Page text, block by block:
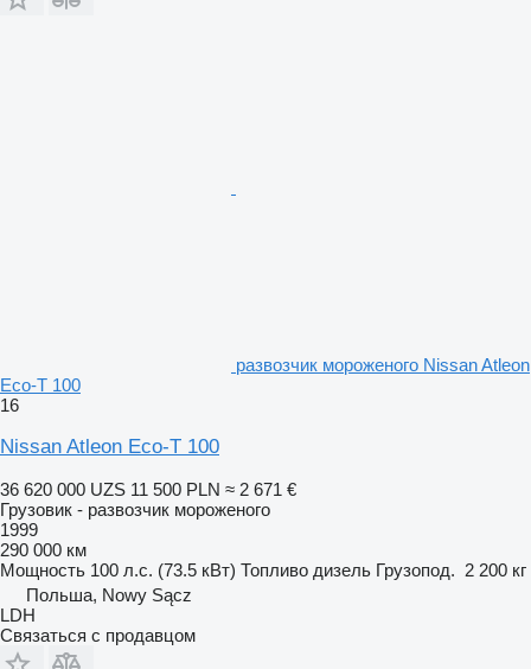
развозчик мороженого Nissan Atleon
Eco-T 100
16
Nissan Atleon Eco-T 100
36 620 000 UZS 11 500 PLN ≈ 2 671 €
Грузовик - развозчик мороженого
1999
290 000 км
Мощность 100 л.с. (73.5 кВт) Топливо дизель Грузопод. 2 200 кг
Польша, Nowy Sącz
LDH
Связаться с продавцом